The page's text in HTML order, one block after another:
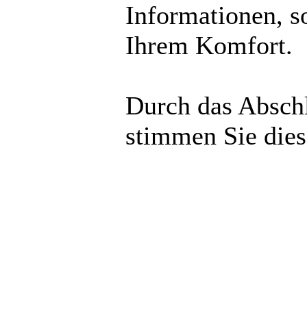
Informationen,
Ihrem Komfort.
Durch das
stimmen Sie